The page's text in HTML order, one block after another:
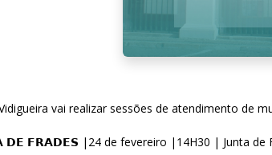
vai realizar sessões de atendimento de
𝗙𝗥𝗔𝗗𝗘𝗦 |24 de fevereiro |14H30 | Junta de